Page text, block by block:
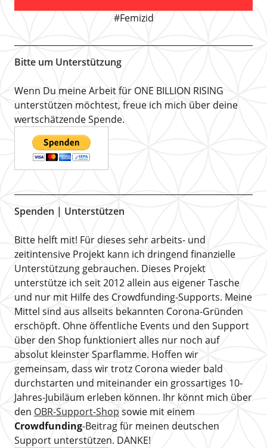
#Femizid
Bitte um Unterstützung
Wenn Du meine Arbeit für ONE BILLION RISING
unterstützen möchtest, freue ich mich über deine
wertschätzende Spende.
Spenden | Unterstützen
Bitte helft mit! Für dieses sehr arbeits- und
zeitintensive Projekt kann ich dringend finanzielle
Unterstützung gebrauchen. Dieses Projekt
unterstütze ich seit 2012 allein aus eigener Tasche
und nur mit Hilfe des Crowdfunding-Supports. Meine
Mittel sind aus allseits bekannten Corona-Gründen
erschöpft. Ohne öffentliche Events und den Support
über den Shop funktioniert alles nur noch auf
absolut kleinster Sparflamme. Hoffen wir
gemeinsam, dass wir trotz Corona wieder bald
durchstarten und miteinander ein grossartiges 10-
Jahres-Jubiläum erleben können. Ihr könnt mich über
den OBR-Support-Shop sowie mit einem
Crowdfunding-Beitrag für meinen deutschen
Support unterstützen. DANKE!